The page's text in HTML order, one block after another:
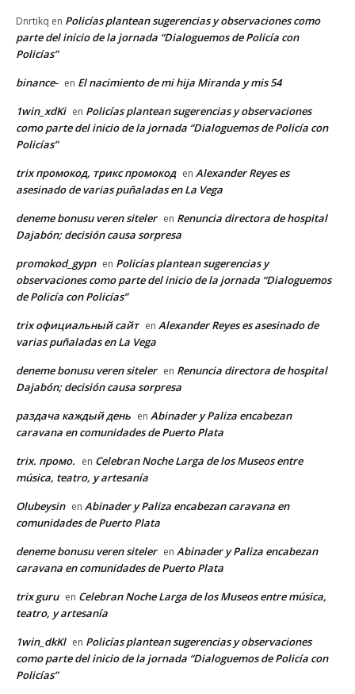
Dnrtikq en Policías plantean sugerencias y observaciones como
parte del inicio de la jornada “Dialoguemos de Policía con
Policías”
binance- en El nacimiento de mi hija Miranda y mis 54
1win_xdKi en Policías plantean sugerencias y observaciones
como parte del inicio de la jornada “Dialoguemos de Policía con
Policías”
trix промокод, трикс промокод en Alexander Reyes es
asesinado de varias puñaladas en La Vega
deneme bonusu veren siteler en Renuncia directora de hospital
Dajabón; decisión causa sorpresa
promokod_gypn en Policías plantean sugerencias y
observaciones como parte del inicio de la jornada “Dialoguemos
de Policía con Policías”
trix официальный сайт en Alexander Reyes es asesinado de
varias puñaladas en La Vega
deneme bonusu veren siteler en Renuncia directora de hospital
Dajabón; decisión causa sorpresa
раздача каждый день en Abinader y Paliza encabezan
caravana en comunidades de Puerto Plata
trix. промо. en Celebran Noche Larga de los Museos entre
música, teatro, y artesanía
Olubeysin en Abinader y Paliza encabezan caravana en
comunidades de Puerto Plata
deneme bonusu veren siteler en Abinader y Paliza encabezan
caravana en comunidades de Puerto Plata
trix guru en Celebran Noche Larga de los Museos entre música,
teatro, y artesanía
1win_dkKl en Policías plantean sugerencias y observaciones
como parte del inicio de la jornada “Dialoguemos de Policía con
Policías”